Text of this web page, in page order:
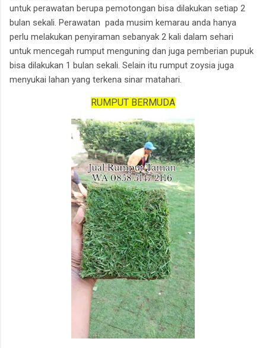
untuk perawatan berupa pemotongan bisa dilakukan setiap 2
bulan sekali. Perawatan pada musim kemarau anda hanya
perlu melakukan penyiraman sebanyak 2 kali dalam sehari
untuk mencegah rumput menguning dan juga pemberian pupuk
bisa dilakukan 1 bulan sekali. Selain itu rumput zoysia juga
menyukai lahan yang terkena sinar matahari.
RUMPUT BERMUDA